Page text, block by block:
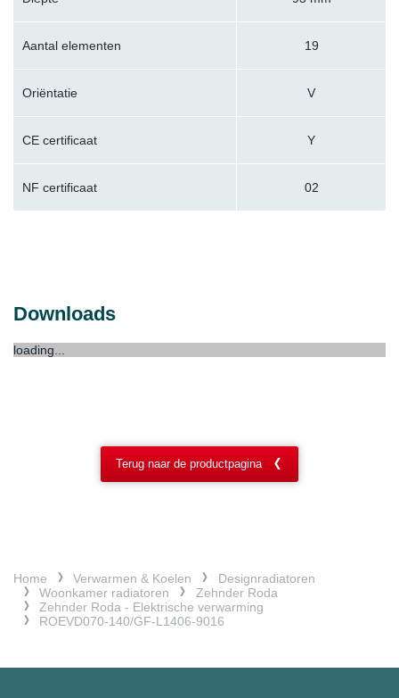
Aantal elementen 19
Oriëntatie V
CE certificaat Y
NF certificaat 02
Downloads
loading...
Terug naar de productpagina
Home Verwarmen & Koelen
Designradiatoren
Woonkamer radiatoren
Zehnder Roda
Zehnder Roda - Elektrische verwarming
ROEVD070-140/GF-L1406-9016